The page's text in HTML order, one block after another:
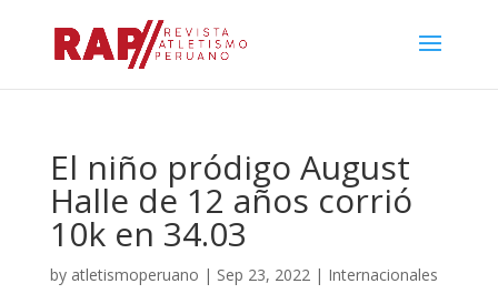
El niño pródigo August
Halle de 12 años corrió
10k en 34.03
by atletismoperuano | Sep 23, 2022| Internacionales